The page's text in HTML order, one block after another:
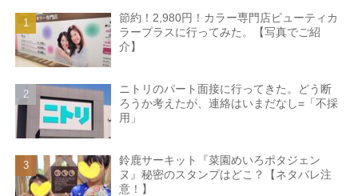
節約！2,980円！カラー専門店ビューティカ
ラープラスに行ってみた。【写真でご紹
介】
ニトリのパート面接に行ってきた。どう断
ろうか考えたが、連絡はいまだなし=「不採
用」
鈴鹿サーキット『菜園めいろポタジェン
ヌ』秘密のスタンプはどこ？【ネタバレ注
意！】